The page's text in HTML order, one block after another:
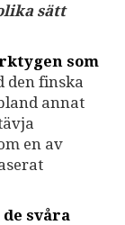
sätt
som
den finska
annat
en av
svåra